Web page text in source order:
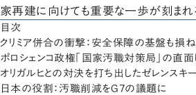
家再建に向けても重要な一歩が刻まれ
目次
クリミア併合の衝撃：安全保障の基盤も損
ポロシェンコ政権「国家汚職対策局」の直面
オリガルヒとの対決を打ち出したゼレンスキ
日本の役割：汚職削減をG7の議題に